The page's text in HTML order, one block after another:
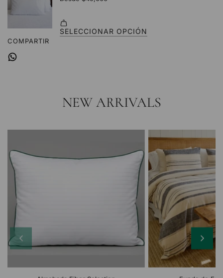
COMPARTIR
NEW ARRIVALS